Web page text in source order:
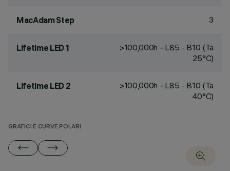
MacAdam Step 3
Lifetime LED 1
>100,000h - L85 - B10 (Ta
25°C)
Lifetime LED 2
>100,000h - L85 - B10 (Ta
40°C)
GRAFICI E CURVE POLARI